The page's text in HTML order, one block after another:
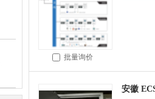
批量询价
安徽